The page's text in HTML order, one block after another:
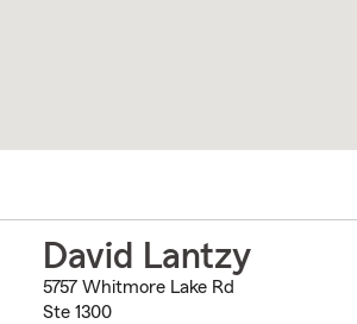
David Lantzy
5757 Whitmore Lake Rd
Ste 1300